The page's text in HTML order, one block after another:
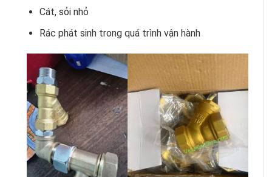
Cát, sỏi nhỏ
Rác phát sinh trong quá trình vận hành